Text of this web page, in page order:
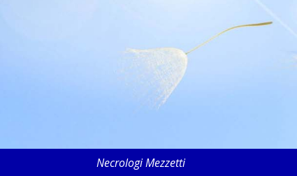
Necrologi Mezzetti